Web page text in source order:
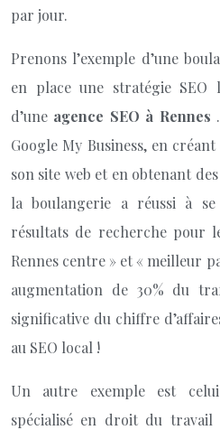
par jour.
Prenons l’exemple d’une
en place une stratégie SEO
d’une agence SEO à Rennes
Google My Business, en
son site web et en obtenant
la boulangerie a réussi à
résultats de recherche pour
Rennes centre » et « meilleur
augmentation de 30% du
significative du chiffre
au SEO local !
Un autre exemple est celui
spécialisé en droit du travail